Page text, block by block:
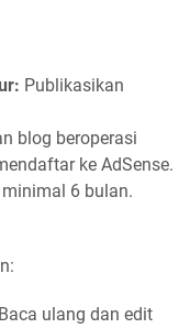
Publikasikan
blog beroperasi
ke AdSense.
6 bulan.
Baca ulang dan edit